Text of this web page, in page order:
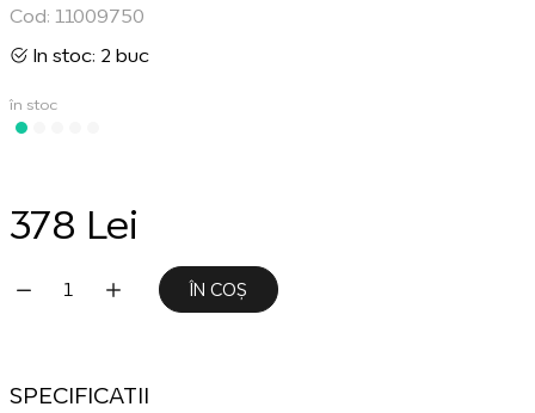
Cod: 11009750
In stoc: 2 buc
în stoc
378 Lei
ÎN COȘ
SPECIFICATII